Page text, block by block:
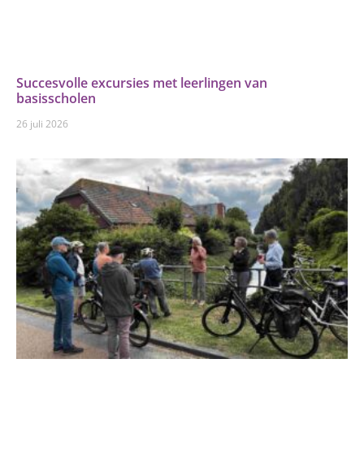
Succesvolle excursies met leerlingen van
basisscholen
26 juli 2026